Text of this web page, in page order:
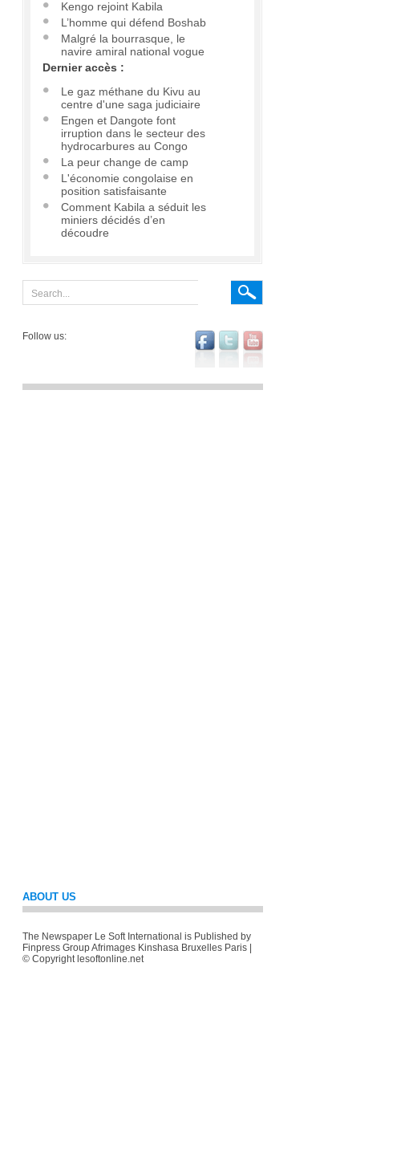
Kengo rejoint Kabila
L’homme qui défend Boshab
Malgré la bourrasque, le
navire amiral national vogue
Dernier accès :
Le gaz méthane du Kivu au
centre d'une saga judiciaire
Engen et Dangote font
irruption dans le secteur des
hydrocarbures au Congo
La peur change de camp
L'économie congolaise en
position satisfaisante
Comment Kabila a séduit les
miniers décidés d’en
découdre
Follow us:
ABOUT US
The Newspaper Le Soft International is Published by
Finpress Group Afrimages Kinshasa Bruxelles Paris |
© Copyright lesoftonline.net